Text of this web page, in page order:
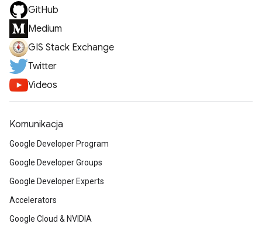
GitHub
Medium
GIS Stack Exchange
Twitter
Videos
Komunikacja
Google Developer Program
Google Developer Groups
Google Developer Experts
Accelerators
Google Cloud & NVIDIA